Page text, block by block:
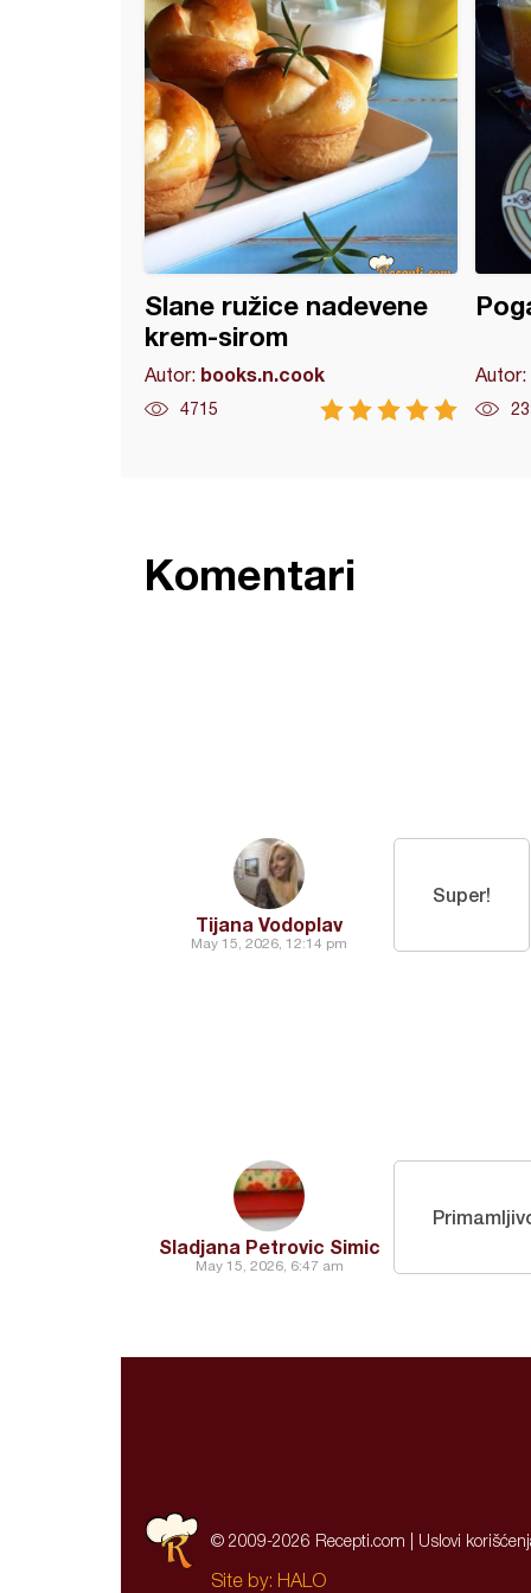
Slane ružice nadevene
krem-sirom
Autor: books.n.cook
4715
Autor:
Komentari
Tijana Vodoplav
May 15, 2026, 12:14 pm
Super!
Sladjana Petrovic Simic
May 15, 2026, 6:47 am
© 2009-2026 Recepti.com | Uslovi
Site by: HALO